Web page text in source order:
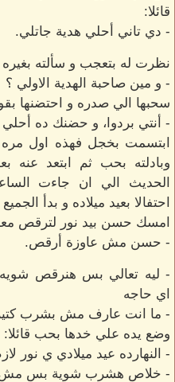
قائلا:
- دي تاني أحلي هدية جاتلي.
نظرت له بتعجب و سألته بغيره
- و مين صاحبة الهدية الاولي ؟
سحبها الي صدره و احتضنها
- أنتي بردوا، و حضنك ده أحلي
ابتسمت بخجل فهذه اول مره
وبادلته بحب ثم ابتعد عنه
احتفالا بعيد ميلاده و بدأ
امسك حسن بيد نور لترقص
- حسن مش عاوزة أرقص.
- ليه تعالي بس هنرقص
اي حاجه
- ما انت عارف مش بشرب
وضع يده علي خدها بحب قائلا:
- النهارده عيد ميلادي ي نور
- خلاص هشرب شوية بس مش